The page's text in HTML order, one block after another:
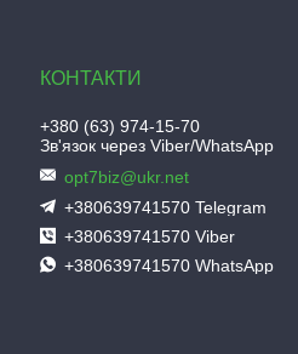
+380 (63) 974-15-70
Зв'язок через Viber/WhatsApp
opt7biz@ukr.net
+380639741570 Telegram
+380639741570 Viber
+380639741570 WhatsApp